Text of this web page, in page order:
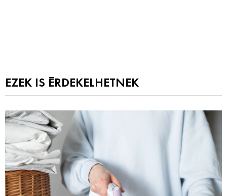
EZEK IS ÉRDEKELHETNEK